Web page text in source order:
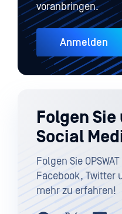
voranbringen.
Anmelden
Folgen
Social
Folgen Sie
Facebook, Twitter
mehr zu erfahren!